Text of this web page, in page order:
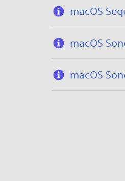
macOS
macOS
macOS